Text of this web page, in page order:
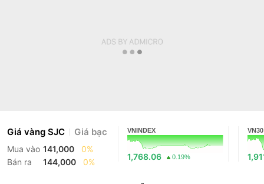
Giá vàng SJC Giá bạc
Mua vào 141,000
0%
Bán ra
144,000 0%
VNINDEX
1,768.06 0.19%
VN30